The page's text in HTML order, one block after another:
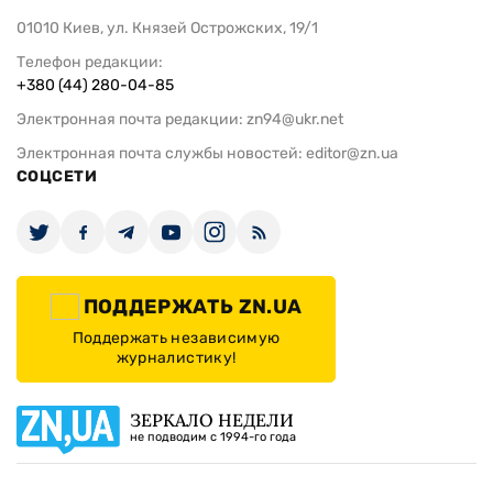
01010 Киев, ул. Князей Острожских, 19/1
Телефон редакции:
+380 (44) 280-04-85
Электронная почта редакции: zn94@ukr.net
Электронная почта службы новостей: editor@zn.ua
СОЦСЕТИ
ПОДДЕРЖАТЬ ZN.UA
Поддержать независимую
журналистику!
ЗЕРКАЛО НЕДЕЛИ
не подводим с 1994-го года